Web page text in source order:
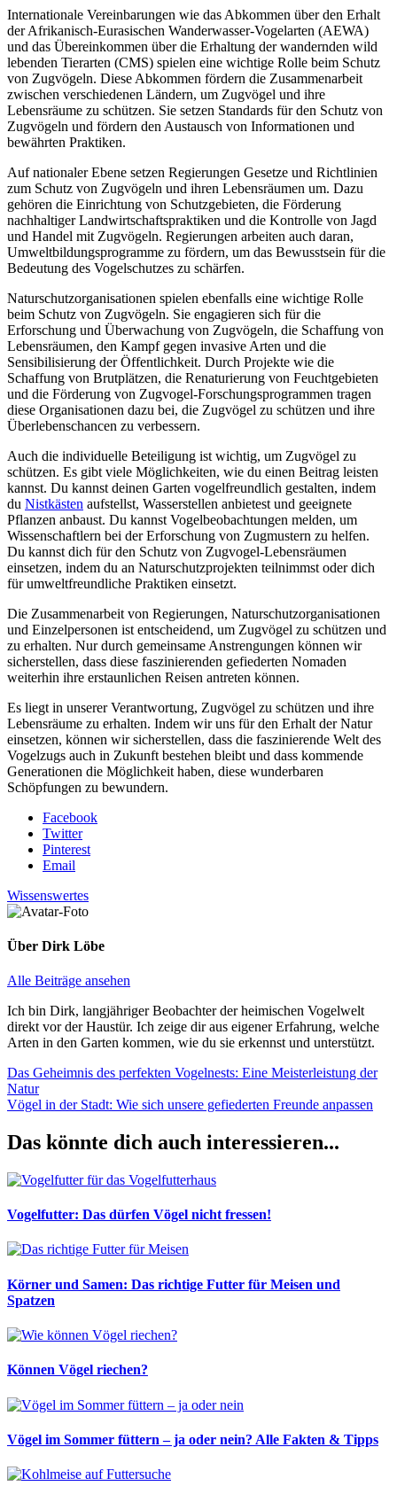
Internationale Vereinbarungen wie das Abkommen über den Erhalt
der Afrikanisch-Eurasischen Wanderwasser-Vogelarten (AEWA)
und das Übereinkommen über die Erhaltung der wandernden wild
lebenden Tierarten (CMS) spielen eine wichtige Rolle beim Schutz
von Zugvögeln. Diese Abkommen fördern die Zusammenarbeit
zwischen verschiedenen Ländern, um Zugvögel und ihre
Lebensräume zu schützen. Sie setzen Standards für den Schutz von
Zugvögeln und fördern den Austausch von Informationen und
bewährten Praktiken.
Auf nationaler Ebene setzen Regierungen Gesetze und Richtlinien
zum Schutz von Zugvögeln und ihren Lebensräumen um. Dazu
gehören die Einrichtung von Schutzgebieten, die Förderung
nachhaltiger Landwirtschaftspraktiken und die Kontrolle von Jagd
und Handel mit Zugvögeln. Regierungen arbeiten auch daran,
Umweltbildungsprogramme zu fördern, um das Bewusstsein für die
Bedeutung des Vogelschutzes zu schärfen.
Naturschutzorganisationen spielen ebenfalls eine wichtige Rolle
beim Schutz von Zugvögeln. Sie engagieren sich für die
Erforschung und Überwachung von Zugvögeln, die Schaffung von
Lebensräumen, den Kampf gegen invasive Arten und die
Sensibilisierung der Öffentlichkeit. Durch Projekte wie die
Schaffung von Brutplätzen, die Renaturierung von Feuchtgebieten
und die Förderung von Zugvogel-Forschungsprogrammen tragen
diese Organisationen dazu bei, die Zugvögel zu schützen und ihre
Überlebenschancen zu verbessern.
Auch die individuelle Beteiligung ist wichtig, um Zugvögel zu
schützen. Es gibt viele Möglichkeiten, wie du einen Beitrag leisten
kannst. Du kannst deinen Garten vogelfreundlich gestalten, indem
du Nistkästen aufstellst, Wasserstellen anbietest und geeignete
Pflanzen anbaust. Du kannst Vogelbeobachtungen melden, um
Wissenschaftlern bei der Erforschung von Zugmustern zu helfen.
Du kannst dich für den Schutz von Zugvogel-Lebensräumen
einsetzen, indem du an Naturschutzprojekten teilnimmst oder dich
für umweltfreundliche Praktiken einsetzt.
Die Zusammenarbeit von Regierungen, Naturschutzorganisationen
und Einzelpersonen ist entscheidend, um Zugvögel zu schützen und
zu erhalten. Nur durch gemeinsame Anstrengungen können wir
sicherstellen, dass diese faszinierenden gefiederten Nomaden
weiterhin ihre erstaunlichen Reisen antreten können.
Es liegt in unserer Verantwortung, Zugvögel zu schützen und ihre
Lebensräume zu erhalten. Indem wir uns für den Erhalt der Natur
einsetzen, können wir sicherstellen, dass die faszinierende Welt des
Vogelzugs auch in Zukunft bestehen bleibt und dass kommende
Generationen die Möglichkeit haben, diese wunderbaren
Schöpfungen zu bewundern.
Facebook
Twitter
Pinterest
Email
Wissenswertes
Über Dirk Löbe
Alle Beiträge ansehen
Ich bin Dirk, langjähriger Beobachter der heimischen Vogelwelt
direkt vor der Haustür. Ich zeige dir aus eigener Erfahrung, welche
Arten in den Garten kommen, wie du sie erkennst und unterstützt.
Beitragsnavigation
Vorheriger
Beitrag:
Das Geheimnis des perfekten Vogelnests: Eine Meisterleistung der
Natur
Nächster
Vögel in der Stadt: Wie sich unsere gefiederten Freunde anpassen
Das könnte dich auch interessieren...
Vogelfutter: Das dürfen Vögel nicht fressen!
Körner und Samen: Das richtige Futter für Meisen und
Spatzen
Können Vögel riechen?
Vögel im Sommer füttern – ja oder nein? Alle Fakten & Tipps